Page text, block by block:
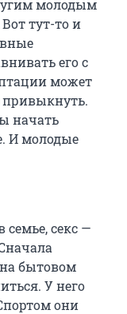
молодым
тут-то и
его с
может
привыкнуть.
начать
И молодые
семье, секс —
бытовом
У него
они